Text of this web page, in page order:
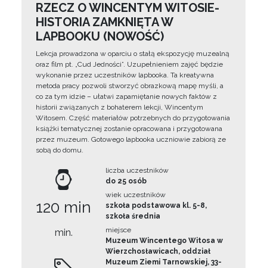
RZECZ O WINCENTYM WITOSIE-
HISTORIA ZAMKNIĘTA W
LAPBOOKU (NOWOŚĆ)
Lekcja prowadzona w oparciu o stałą ekspozycję muzealną
oraz film pt. „Cud Jedności”. Uzupełnieniem zajęć będzie
wykonanie przez uczestników lapbooka. Ta kreatywna
metoda pracy pozwoli stworzyć obrazkową mapę myśli, a
co za tym idzie – ułatwi zapamiętanie nowych faktów z
historii związanych z bohaterem lekcji, Wincentym
Witosem. Część materiałów potrzebnych do przygotowania
książki tematycznej zostanie opracowana i przygotowana
przez muzeum. Gotowego lapbooka uczniowie zabiorą ze
sobą do domu.
120 min
min.
liczba uczestników
do 25 osób
wiek uczestników
szkoła podstawowa kl. 5-8,
szkoła średnia
miejsce
Muzeum Wincentego Witosa w
Wierzchosławicach, oddział
Muzeum Ziemi Tarnowskiej, 33-